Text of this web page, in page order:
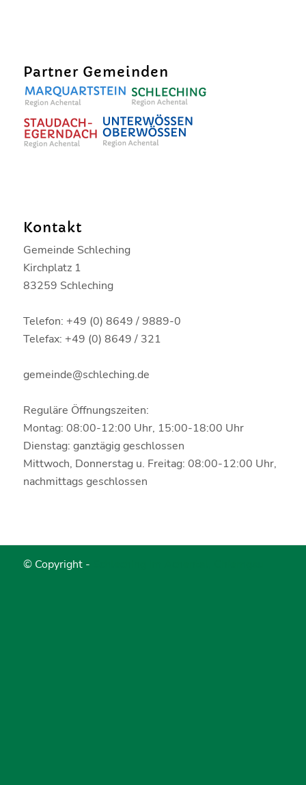
Partner Gemeinden
Kontakt
Gemeinde Schleching
Kirchplatz 1
83259 Schleching
Telefon: +49 (0) 8649 / 9889-0
Telefax: +49 (0) 8649 / 321
gemeinde@schleching.de
Reguläre Öffnungszeiten:
Montag: 08:00-12:00 Uhr, 15:00-18:00 Uhr
Dienstag: ganztägig geschlossen
Mittwoch, Donnerstag u. Freitag: 08:00-12:00 Uhr,
nachmittags geschlossen
© Copyright -